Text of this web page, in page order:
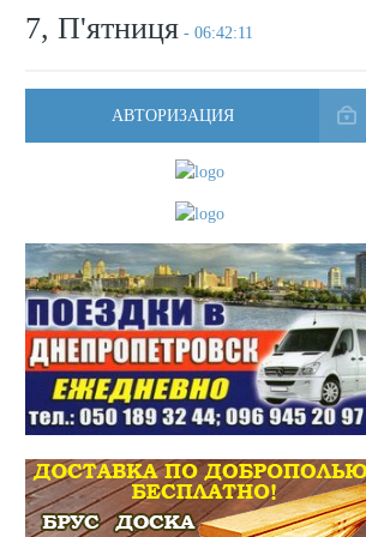
7, П'ятниця - 06:42:11
АВТОРИЗАЦИЯ